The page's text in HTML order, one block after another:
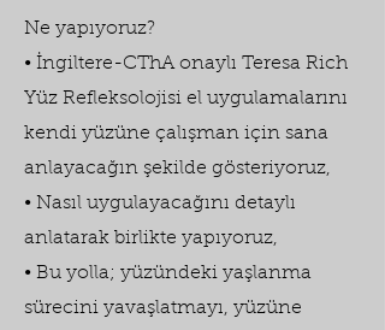
Ne yapıyoruz?
• İngiltere-CThA onaylı Teresa Rich
Yüz Refleksolojisi el uygulamalarını
kendi yüzüne çalışman için sana
anlayacağın şekilde gösteriyoruz,
• Nasıl uygulayacağını detaylı
anlatarak birlikte yapıyoruz,
• Bu yolla; yüzündeki yaşlanma
sürecini yavaşlatmayı, yüzüne